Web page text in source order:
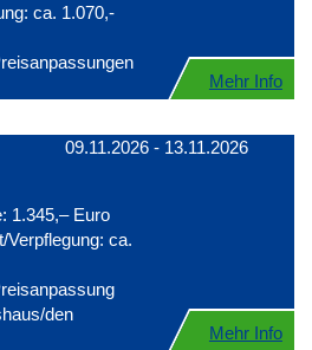
ca. 1.070,-
Mehr Info
09.11.2026 - 13.11.2026
1.345,– Euro
Verpflegung: ca.
den
Mehr Info